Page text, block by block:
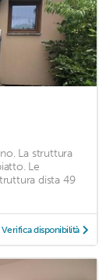
La struttura
Le
dista 49
Verifica disponibilità